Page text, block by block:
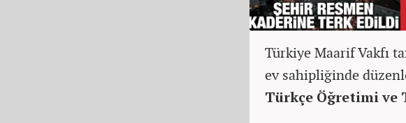
Türkiye Maarif Vakfı
ev sahipliğinde
Türkçe Öğretimi ve